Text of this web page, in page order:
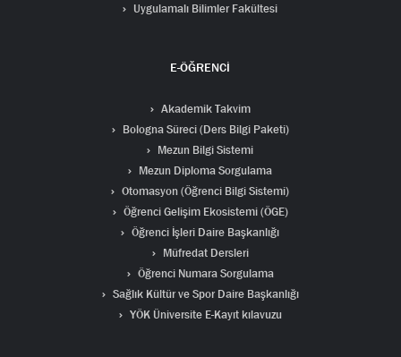
Uygulamalı Bilimler Fakültesi
E-ÖĞRENCİ
Akademik Takvim
Bologna Süreci (Ders Bilgi Paketi)
Mezun Bilgi Sistemi
Mezun Diploma Sorgulama
Otomasyon (Öğrenci Bilgi Sistemi)
Öğrenci Gelişim Ekosistemi (ÖGE)
Öğrenci İşleri Daire Başkanlığı
Müfredat Dersleri
Öğrenci Numara Sorgulama
Sağlık Kültür ve Spor Daire Başkanlığı
YÖK Üniversite E-Kayıt kılavuzu